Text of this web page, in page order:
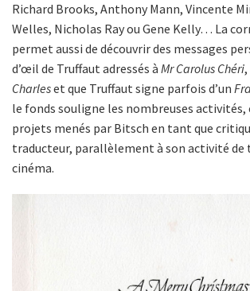
Richard Brooks, Anthony Mann, Vincente
Welles, Nicholas Ray ou Gene Kelly… La
permet aussi de découvrir des messages
d’œil de Truffaut adressés à Mr Carolus Chéri,
Charleset que Truffaut signe parfois d’un
le fonds souligne les nombreuses
projets menés par Bitsch en tant que
traducteur, parallèlement à son activité de
cinéma.